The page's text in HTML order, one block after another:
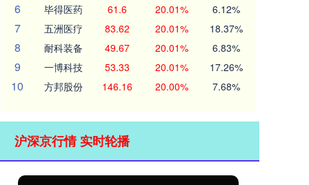
6 毕得医药 61.6 20.01% 6.12%
7 五洲医疗 83.62 20.01% 18.37%
8 耐科装备 49.67 20.01% 6.83%
9 一博科技 53.33 20.01% 17.26%
10 方邦股份 146.16 20.00% 7.68%
沪深京行情 实时轮播